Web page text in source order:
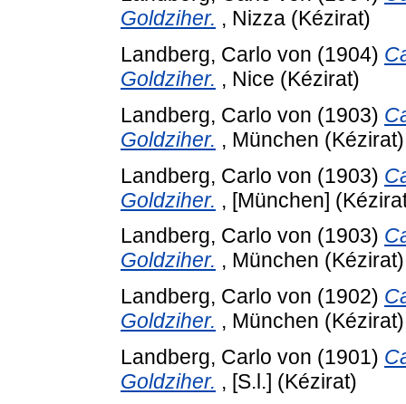
Goldziher. , Nizza (Kézirat)
Landberg, Carlo von (1904)
Goldziher. , Nice (Kézirat)
Landberg, Carlo von (1903)
Goldziher. , München (Kézirat)
Landberg, Carlo von (1903)
Goldziher. , [München]
Landberg, Carlo von (1903)
Goldziher. , München (Kézirat)
Landberg, Carlo von (1902)
Goldziher. , München (Kézirat)
Landberg, Carlo von (1901)
Goldziher. , [S.l.] (Kézirat)